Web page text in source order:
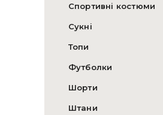
Спортивні костюми
Сукні
Топи
Футболки
Шорти
Штани